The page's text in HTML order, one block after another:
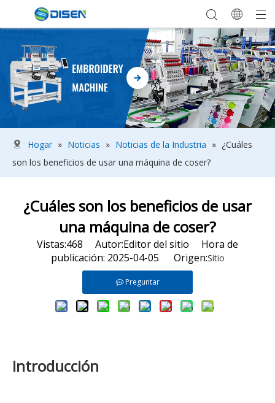
Hogar » Noticias » Noticias de la Industria » ¿Cuáles
son los beneficios de usar una máquina de coser?
¿Cuáles son los beneficios de usar
una máquina de coser?
Vistas:468 Autor:Editor del sitio Hora de
publicación: 2025-04-05 Origen:Sitio
Preguntar
Introducción